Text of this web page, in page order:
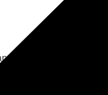
cáo của Zalo.